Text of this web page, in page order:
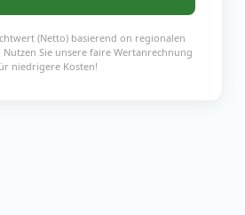
(Netto) basierend on regionalen
Sie unsere faire Wertanrechnung
niedrigere Kosten!